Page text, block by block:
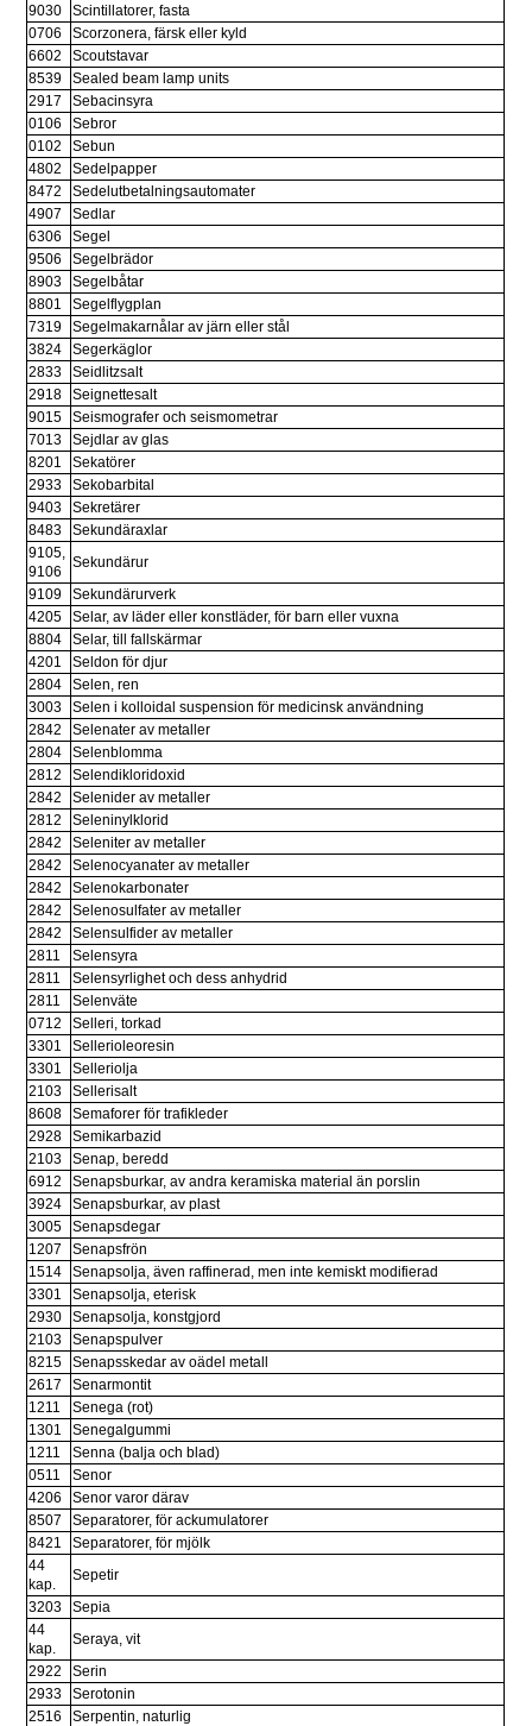
9030
Scintillatorer, fasta
0706
Scorzonera, färsk eller kyld
6602
Scoutstavar
8539
Sealed beam lamp units
2917
Sebacinsyra
0106
Sebror
0102
Sebun
4802
Sedelpapper
8472
Sedelutbetalningsautomater
4907
Sedlar
6306
Segel
9506
Segelbrädor
8903
Segelbåtar
8801
Segelflygplan
7319
Segelmakarnålar av järn eller stål
3824
Segerkäglor
2833
Seidlitzsalt
2918
Seignettesalt
9015
Seismografer och seismometrar
7013
Sejdlar av glas
8201
Sekatörer
2933
Sekobarbital
9403
Sekretärer
8483
Sekundäraxlar
9105,
9106
Sekundärur
9109
Sekundärurverk
4205
Selar, av läder eller konstläder, för barn eller vuxna
8804
Selar, till fallskärmar
4201
Seldon för djur
2804
Selen, ren
3003
Selen i kolloidal suspension för medicinsk användning
2842
Selenater av metaller
2804
Selenblomma
2812
Selendikloridoxid
2842
Selenider av metaller
2812
Seleninylklorid
2842
Seleniter av metaller
2842
Selenocyanater av metaller
2842
Selenokarbonater
2842
Selenosulfater av metaller
2842
Selensulfider av metaller
2811
Selensyra
2811
Selensyrlighet och dess anhydrid
2811
Selenväte
0712
Selleri, torkad
3301
Sellerioleoresin
3301
Selleriolja
2103
Sellerisalt
8608
Semaforer för trafikleder
2928
Semikarbazid
2103
Senap, beredd
6912
Senapsburkar, av andra keramiska material än porslin
3924
Senapsburkar, av plast
3005
Senapsdegar
1207
Senapsfrön
1514
Senapsolja, även raffinerad, men inte kemiskt modifierad
3301
Senapsolja, eterisk
2930
Senapsolja, konstgjord
2103
Senapspulver
8215
Senapsskedar av oädel metall
2617
Senarmontit
1211
Senega (rot)
1301
Senegalgummi
1211
Senna (balja och blad)
0511
Senor
4206
Senor varor därav
8507
Separatorer, för ackumulatorer
8421
Separatorer, för mjölk
44
kap.
Sepetir
3203
Sepia
44
kap.
Seraya, vit
2922
Serin
2933
Serotonin
2516
Serpentin, naturlig